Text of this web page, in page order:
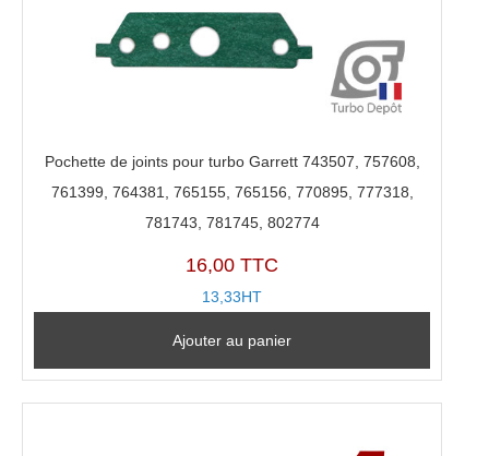
Pochette de joints pour turbo Garrett 743507, 757608,
761399, 764381, 765155, 765156, 770895, 777318,
781743, 781745, 802774
16,00 TTC
13,33HT
Ajouter au panier